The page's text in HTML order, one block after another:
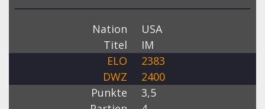
Nation
USA
Titel
IM
ELO
2383
DWZ
2400
Punkte
3,5